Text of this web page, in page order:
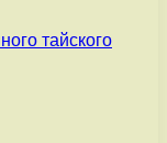
тайского